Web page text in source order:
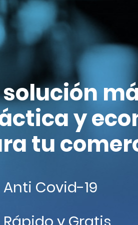
solución
y
tu
Anti Covid-19